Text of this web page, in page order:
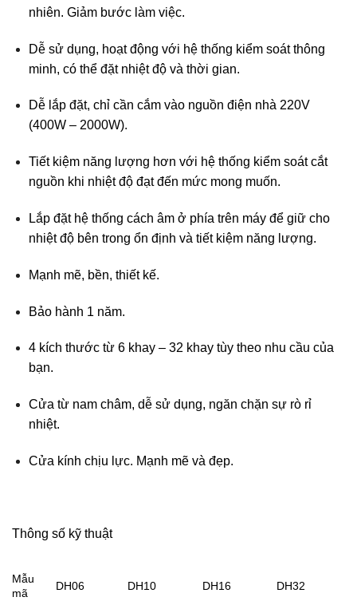
nhiên. Giảm bước làm việc.
Dễ sử dụng, hoạt động với hệ thống kiểm soát thông
minh, có thể đặt nhiệt độ và thời gian.
Dễ lắp đặt, chỉ cần cắm vào nguồn điện nhà 220V
(400W – 2000W).
Tiết kiệm năng lượng hơn với hệ thống kiểm soát cắt
nguồn khi nhiệt độ đạt đến mức mong muốn.
Lắp đặt hệ thống cách âm ở phía trên máy để giữ cho
nhiệt độ bên trong ổn định và tiết kiệm năng lượng.
Mạnh mẽ, bền, thiết kế.
Bảo hành 1 năm.
4 kích thước từ 6 khay – 32 khay tùy theo nhu cầu của
bạn.
Cửa từ nam châm, dễ sử dụng, ngăn chặn sự rò rỉ
nhiệt.
Cửa kính chịu lực. Mạnh mẽ và đẹp.
Thông số kỹ thuật
Mẫu
mã
DH06 DH10 DH16 DH32